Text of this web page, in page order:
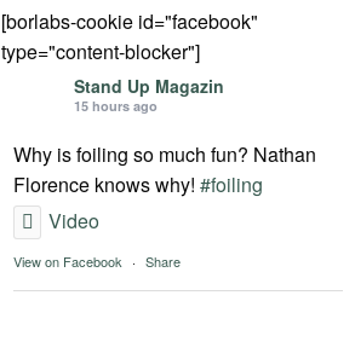
[borlabs-cookie id="facebook"
type="content-blocker"]
Stand Up Magazin
15 hours ago
Why is foiling so much fun? Nathan
Florence knows why! #foiling
Video
View on Facebook · Share